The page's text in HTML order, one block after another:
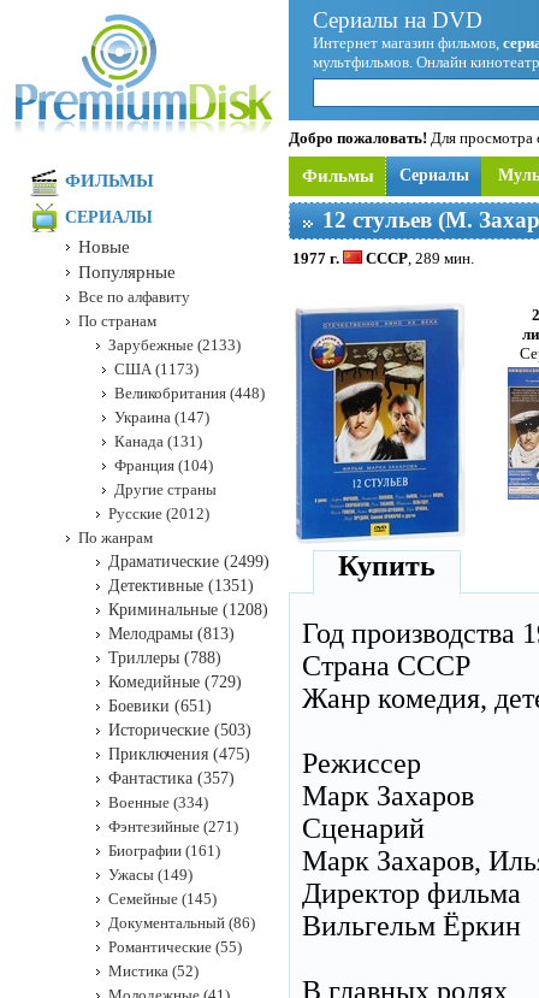
Сериалы на DVD
Интернет магазин фильмов,
мультфильмов. Онлайн
Добро пожаловать! Для просмотра
Фильмы Сериалы
12 стульев (М.
1977 г. СССР, 289 мин.
Купить
Год производства
Страна СССР
Жанр комедия,
Режиссер
Марк Захаров
Сценарий
Марк Захаров,
Директор фильма
Вильгельм Ёркин
В главных ролях
ФИЛЬМЫ
СЕРИАЛЫ
Новые
Популярные
Все по алфавиту
По странам
Зарубежные (2133)
США (1173)
Великобритания (448)
Украина (147)
Канада (131)
Франция (104)
Другие страны
Русские (2012)
По жанрам
Драматические (2499)
Детективные (1351)
Криминальные (1208)
Мелодрамы (813)
Триллеры (788)
Комедийные (729)
Боевики (651)
Исторические (503)
Приключения (475)
Фантастика (357)
Военные (334)
Фэнтезийные (271)
Биографии (161)
Ужасы (149)
Семейные (145)
Документальный (86)
Романтические (55)
Мистика (52)